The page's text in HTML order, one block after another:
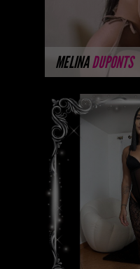
MELINADUPONTS
MÁS
ROSA BONHEUS-
CATALOGO
Esta
Catálogo
Selección
con un nivel
performance